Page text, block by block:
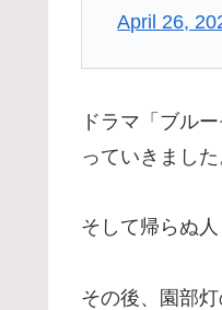
April 26,
ドラマ「ブル
っていきました
そして帰らぬ人
その後、園部